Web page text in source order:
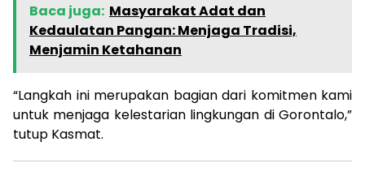
Baca juga: Masyarakat Adat dan
Kedaulatan Pangan: Menjaga Tradisi,
Menjamin Ketahanan
“Langkah ini merupakan bagian dari komitmen kami
untuk menjaga kelestarian lingkungan di Gorontalo,”
tutup Kasmat.